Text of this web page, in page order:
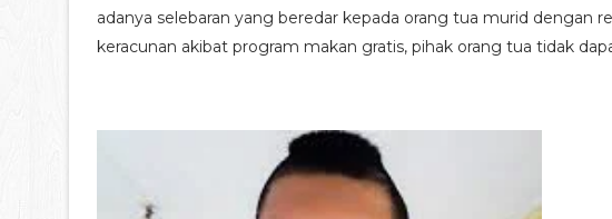
adanya selebaran yang beredar kepada orang tua murid dengan
keracunan akibat program makan gratis, pihak orang tua tidak